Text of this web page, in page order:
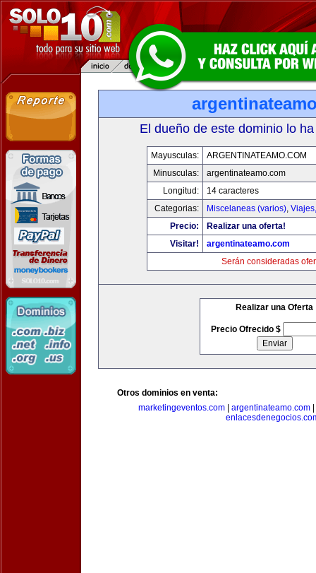
El dueño de este dominio lo
Mayusculas:
ARGENTINATEAMO.COM
Minusculas:
argentinateamo.com
Longitud:
14 caracteres
Categorias:
Miscelaneas (varios),
Precio:
Realizar una oferta!
Visitar!
argentinateamo.com
Serán consideradas
Realizar una Oferta
Precio Ofrecido $
Otros dominios en venta:
marketingeventos.com| argentinateamo.com|